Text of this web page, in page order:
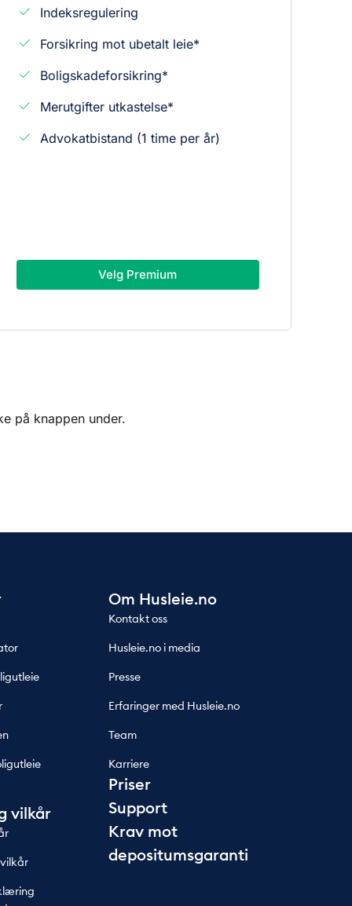
Indeksregulering
Forsikring mot ubetalt leie*
Boligskadeforsikring*
Merutgifter utkastelse*
Advokatbistand (1 time per år)
Velg Premium
på knappen under.
vilkår
Om Husleie.no
Kontakt oss
Husleie.no i media
Presse
Erfaringer med Husleie.no
Team
Karriere
Priser
Support
Krav mot
depositumsgaranti